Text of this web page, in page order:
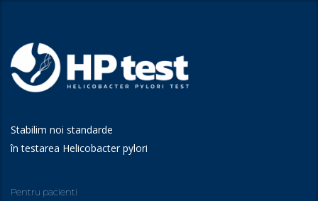
Stabilim noi standarde
în testarea Helicobacter pylori
Pentru pacienti